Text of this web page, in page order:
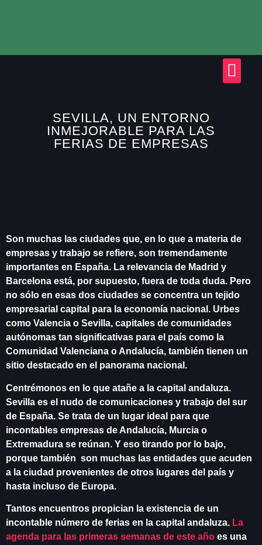
SEVILLA, UN ENTORNO
INMEJORABLE PARA LAS
FERIAS DE EMPRESAS
Son muchas las ciudades que, en lo que a materia de
empresas y trabajo se refiere, son tremendamente
importantes en España. La relevancia de Madrid y
Barcelona está, por supuesto, fuera de toda duda. Pero
no sólo en esas dos ciudades se concentra un tejido
empresarial capital para la economía nacional. Urbes
como Valencia o Sevilla, capitales de comunidades
autónomas tan significativas para el país como la
Comunidad Valenciana o Andalucía, también tienen un
sitio destacado en el panorama nacional.
Centrémonos en lo que atañe a la capital andaluza.
Sevilla es el nudo de comunicaciones y trabajo del sur
de España. Se trata de un lugar ideal para que
incontables empresas de Andalucía, Murcia o
Extremadura se reúnan. Y eso tirando por lo bajo,
porque también son muchas las entidades que acuden
a la ciudad provenientes de otros lugares del país y
hasta incluso de Europa.
Tantos encuentros propician la existencia de un
incontable número de ferias en la capital andaluza. La
agenda para las primeras semanas de este año es una